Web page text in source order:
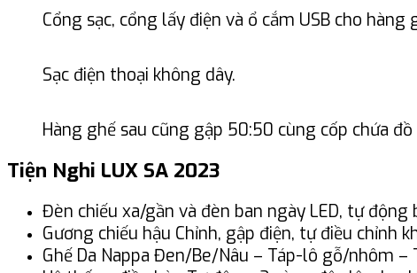
Cổng sạc, cổng lấy điện và ổ cắm USB cho hàng
Sạc điện thoại không dây.
Hàng ghế sau cũng gập 50:50 cùng cốp chứa
Tiện Nghi LUX SA 2023
Đèn chiếu xa/gần và đèn ban ngày LED, tự
Gương chiếu hậu Chỉnh, gập điện, tự điều chỉnh
Ghế Da Nappa Đen/Be/Nâu – Táp-lô gỗ/nhôm